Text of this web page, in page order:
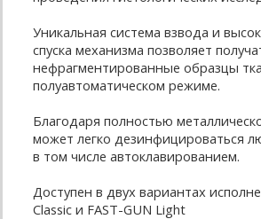
Уникальная система взвода и
спуска механизма позволяет
нефрагментированные образцы
полуавтоматическом режиме.
Благодаря полностью
может легко дезинфицироваться
в том числе автоклавированием.
Доступен в двух вариантах
Classic и FAST-GUN Light